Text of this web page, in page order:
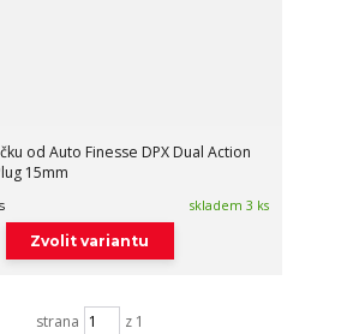
od Auto Finesse DPX Dual Action
15mm
skladem 3 ks
Zvolit variantu
strana z 1